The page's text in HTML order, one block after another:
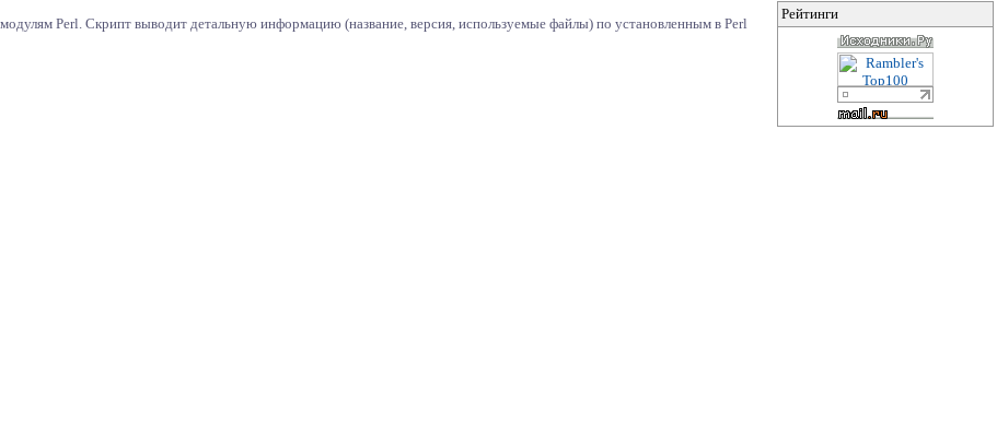
Perl. Скрипт выводит детальную информацию (название, версия, используемые файлы) по установленным в Perl
Рейтинги